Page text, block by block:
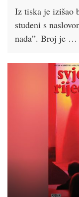
Iz tiska je izišao
studeni s
nada”. Broj je …